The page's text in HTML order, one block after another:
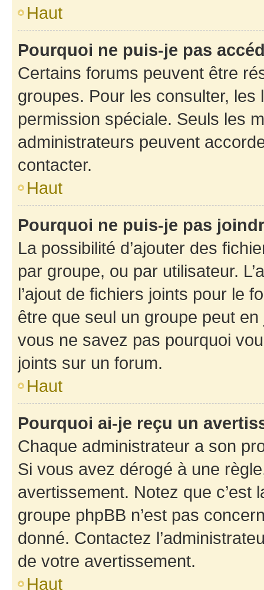
Haut
Pourquoi ne puis-je pas
Certains forums peuvent être
groupes. Pour les consulter,
permission spéciale. Seuls les
administrateurs peuvent
contacter.
Haut
Pourquoi ne puis-je pas
La possibilité d’ajouter des
par groupe, ou par utilisateur.
l’ajout de fichiers joints pour le
être que seul un groupe peut
vous ne savez pas pourquoi
joints sur un forum.
Haut
Pourquoi ai-je reçu un
Chaque administrateur a son
Si vous avez dérogé à une
avertissement. Notez que c’est
groupe phpBB n’est pas
donné. Contactez
de votre avertissement.
Haut